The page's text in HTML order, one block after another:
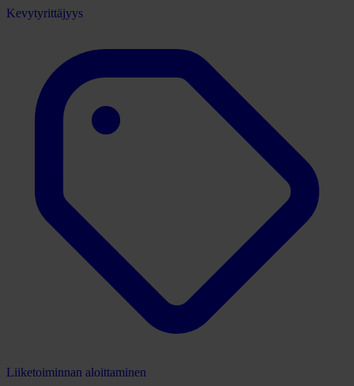
Kevytyrittäjyys
Liiketoiminnan aloittaminen